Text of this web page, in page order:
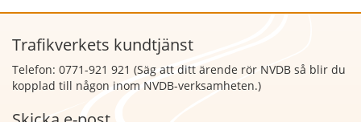
Trafikverkets kundtjänst
Telefon: 0771-921 921 (Säg att ditt ärende rör NVDB så blir du
kopplad till någon inom NVDB-verksamheten.)